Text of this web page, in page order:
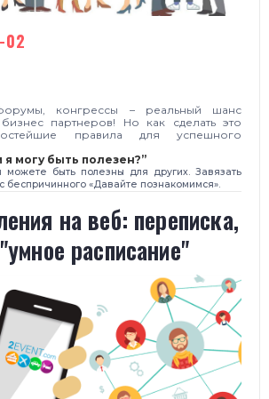
02
конгрессы – реальный шанс
партнеров! Но как сделать это
правила для успешного
могу быть полезен?”
быть полезны для других. Завязать
беспричинного «Давайте познакомимся».
на веб: переписка,
расписание"